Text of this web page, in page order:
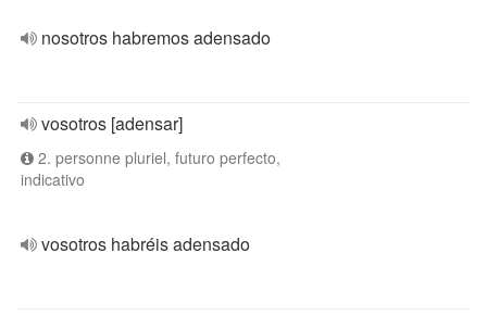
nosotros habremos adensado
vosotros [adensar]
2. personne pluriel, futuro perfecto,
indicativo
vosotros habréis adensado